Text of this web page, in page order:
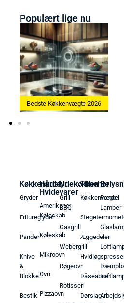
Populært lige nu
Bedste Køkkenvægte 2026
Køkkenudstyr
Gryder
Frituregryder
Pander
Knive
&
Blokke
Bestik
Hårde
Hvidevarer
Amerikaner
Køleskab
Køleskab
Mikroovn
Ovn
Pizzaovn
Udekøkken
Grill
BBQ
Gasgrill
Webergrill
Røgeovn
Rotisseri
Tilbehør
Køkkenvægte
Æggedeler
Dåseåbner
Dørslag
Pendel
Lamper